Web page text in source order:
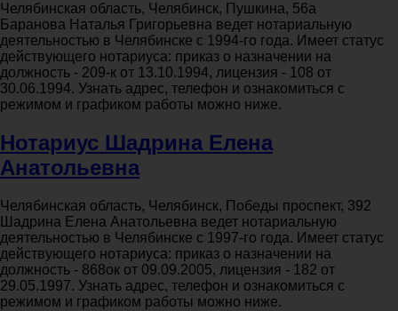
Челябинская область, Челябинск, Пушкина, 56а
Баранова Наталья Григорьевна ведет нотариальную
деятельностью в Челябинске с 1994-го года. Имеет статус
действующего нотариуса: приказ о назначении на
должность - 209-к от 13.10.1994, лицензия - 108 от
30.06.1994. Узнать адрес, телефон и ознакомиться с
режимом и графиком работы можно ниже.
Нотариус Шадрина Елена
Анатольевна
Челябинская область, Челябинск, Победы проспект, 392
Шадрина Елена Анатольевна ведет нотариальную
деятельностью в Челябинске с 1997-го года. Имеет статус
действующего нотариуса: приказ о назначении на
должность - 868ок от 09.09.2005, лицензия - 182 от
29.05.1997. Узнать адрес, телефон и ознакомиться с
режимом и графиком работы можно ниже.